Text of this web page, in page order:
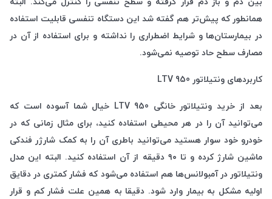
همانطور که پیش‌تر هم گفته شد این دستگاه تنفسی قابلیت استفاده
در بیمارستان‌ها و شرایط اضطراری را نداشته و برای استفاده از آن در
مصارف سطح حاد توصیه نمی‌شود.
کاربردهای ونتیلاتور LTV 950
بعد از خرید ونتیلاتور خانگی LTV 950 خیال شما آسوده است که
می‌توانید آن را در هر محیطی استفاده کنید، برای مثال زمانی که در
خودرو خود سوار هستید می‌توانید باطری آن را به کمک شارژر فندکی
ماشین شارژ کرده و تا ۹۰ دقیقه از آن استفاده کنید. البته این مدل
ونتیلاتور در آمبولانس‌ها هم استفاده می‌شود که فشار کمتری در دقایق
اولیه مشکل به بیمار وارد شود. دقیقا به همین علت فشار کم و قرار